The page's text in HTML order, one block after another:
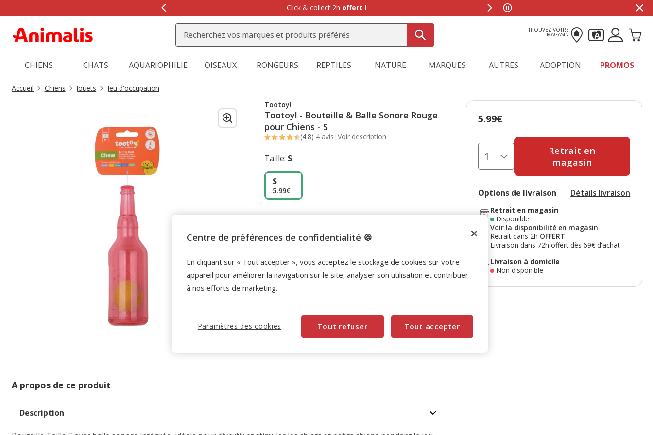
de
message,
sur votre première commande* avec Animalis+ |
TROUVEZ VOTRE
MAGASIN
CHIENS CHATS AQUARIOPHILIE OISEAUX RONGEURS REPTILES NATURE MARQUES AUTRES ADOPTION PROMOS
Accueil Chiens Jouets
Jeu d'occupation
Tootoy!
Tootoy! - Bouteille & Balle Sonore Rouge
pour Chiens - S
(4.8) 4 avis |Voir description
Taille: S
S
5.99€
Prix 5.99€
5.99€
Retrait en
magasin
Options de livraison Détails livraison
Retrait en magasin
Disponible
Voir la disponibilité en magasin
Retrait dans 2h OFFERT
Livraison dans 72h offert dès 69€ d'achat
Livraison à domicile
Non disponible
A propos de ce produit
Description
Centre de préférences de confidentialité 🍪
En cliquant sur « Tout accepter », vous acceptez le stockage de cookies sur votre
appareil pour améliorer la navigation sur le site, analyser son utilisation et contribuer
à nos efforts de marketing.
Tout refuser Tout accepter
Paramètres des cookies